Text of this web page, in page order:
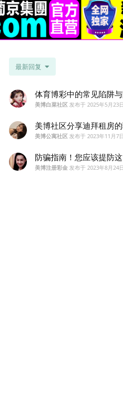
最新回复
体育博彩中的常见陷阱
美博白菜社区 发布于 2025年5月23日
美博社区分享迪拜租房
美博公寓社区 发布于 2023年11月7日
防骗指南！您应该提防
美博注册彩金 发布于 2023年8月24日